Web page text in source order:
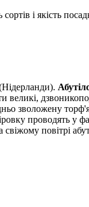
сортів і якість
зволожену
проводять у
повітрі